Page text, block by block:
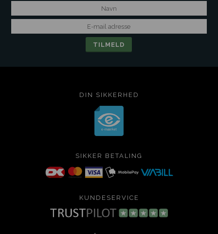
DIN SIKKERHED
SIKKER BETALING
KUNDESERVICE